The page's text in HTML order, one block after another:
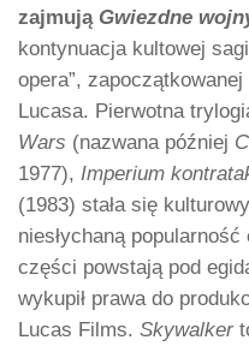
zajmują Gwiezdne
kontynuacja kultowej
opera”,
Lucasa. Pierwotna
Wars (nazwana później
1977), Imperium
(1983) stała się
niesłychaną
części powstają pod
wykupił prawa do
Lucas Films. Skywalker